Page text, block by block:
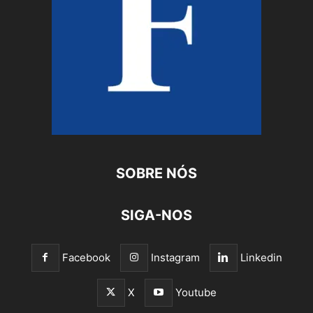
SOBRE NÓS
SIGA-NOS
Facebook Instagram Linkedin
X Youtube